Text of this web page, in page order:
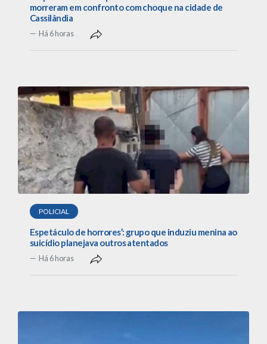
morreram em confronto com choque na cidade de
Cassilândia
Há 6 horas
POLICIAL
Espetáculo de horrores’: grupo que induziu menina ao
suicídio planejava outros atentados
Há 6 horas